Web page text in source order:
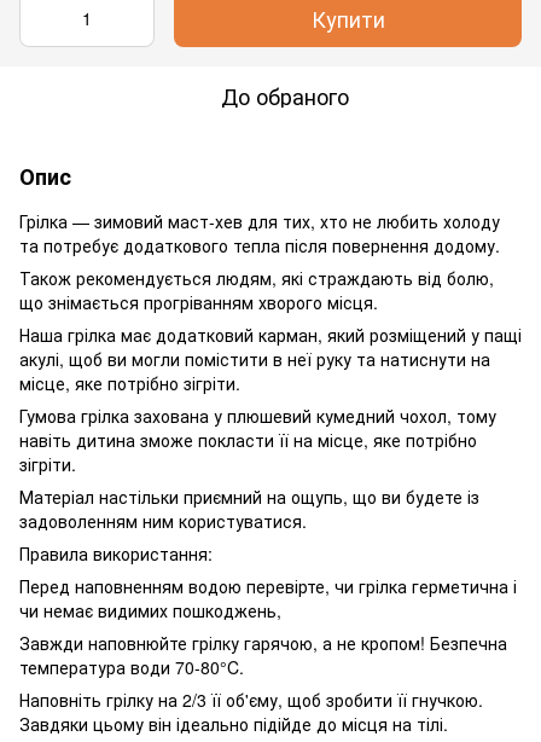
Купити
До обраного
Опис
Грілка — зимовий маст-хев для тих, хто не любить холоду
та потребує додаткового тепла після повернення додому.
Також рекомендується людям, які страждають від болю,
що знімається прогріванням хворого місця.
Наша грілка має додатковий карман, який розміщений у пащі
акулі, щоб ви могли помістити в неї руку та натиснути на
місце, яке потрібно зігріти.
Гумова грілка захована у плюшевий кумедний чохол, тому
навіть дитина зможе покласти її на місце, яке потрібно
зігріти.
Матеріал настільки приємний на ощупь, що ви будете із
задоволенням ним користуватися.
Правила використання:
Перед наповненням водою перевірте, чи грілка герметична і
чи немає видимих пошкоджень,
Завжди наповнюйте грілку гарячою, а не кропом! Безпечна
температура води 70-80°C.
Наповніть грілку на 2/3 її об'єму, щоб зробити її гнучкою.
Завдяки цьому він ідеально підійде до місця на тілі.